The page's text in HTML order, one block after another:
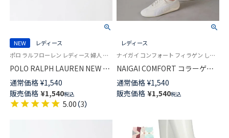
NEW
レディース
ポロ ラルフローレン レディース 婦人 女性 靴下 カジュアル 2026SS
POLO RALPH LAUREN NEW ST.
JAMES ボーダースニーカー丈
ソックス 03207830
通常価格 ¥1,540
販売価格 ¥1,540税込
5.00（3）
レディース
ナイガイ コンフォート フィラゲン しっとりとした肌ざわり 日本製 婦人 靴下
NAIGAI COMFORT コラーゲン
ペプチド配合 FILAGEN レーヨ
ンシルク混 履きやすいワイドリ
ブ クルー丈 ソックス レディー
通常価格 ¥1,540
販売価格 ¥1,540税込